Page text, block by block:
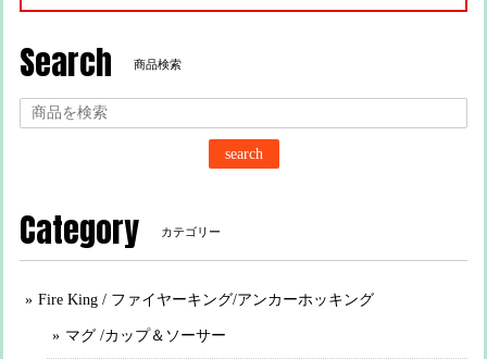
Search 商品検索
search
Category カテゴリー
Fire King / ファイヤーキング/アンカーホッキング
マグ /カップ＆ソーサー